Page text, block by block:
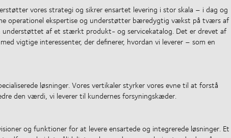
vores strategi og sikrer ensartet levering i stor skala – i dag og
operationel ekspertise og understøtter bæredygtig vækst på tværs af
understøttet af et stærkt produkt- og servicekatalog. Det er drevet af
vigtige interessenter, der definerer, hvordan vi leverer – som en
løsninger. Vores vertikaler styrker vores evne til at forstå
den værdi, vi leverer til kundernes forsyningskæder.
og funktioner for at levere ensartede og integrerede løsninger. Et